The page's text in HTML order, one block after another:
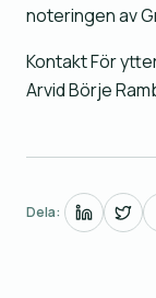
noteringen av
Kontakt För
Arvid Börje
Dela: